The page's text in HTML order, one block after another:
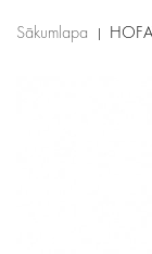
Sākumlapa